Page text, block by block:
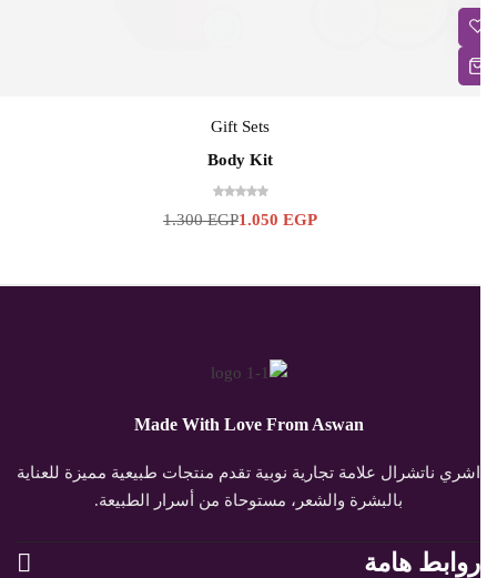
Gift Sets
Body Kit
1.300EGP1.050EGP
Made With Love From Aswan
اشري ناتشرال علامة تجارية نوبية تقدم منتجات طبيعية مميزة للعناية
بالبشرة والشعر، مستوحاة من أسرار الطبيعة.
روابط هامة